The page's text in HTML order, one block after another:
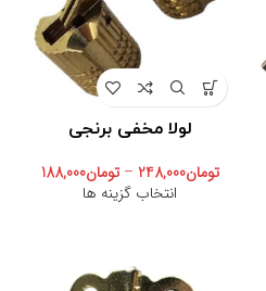
لولا مخفی برنجی
تومان248,000
– تومان188,000
انتخاب گزینه ها